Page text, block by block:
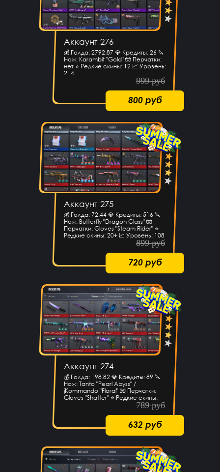
Аккаунт 276
💰 Голда: 2792.87 💎 Кредиты: 26 🔪
Нож: Karambit "Gold" 🧤 Перчатки:
нет ⭐️ Редкие скины: 12 📈 Уровень:
214
999 руб
800 руб
Аккаунт 275
💰 Голда: 72.44 💎 Кредиты: 516 🔪
Нож: Butterfly "Dragon Glass" 🧤
Перчатки: Gloves "Steam Rider" ⭐️
Редкие скины: 20+ 📈 Уровень: 108
899 руб
720 руб
Аккаунт 274
💰 Голда: 198.82 💎 Кредиты: 89 🔪
Нож: Tanto "Pearl Abyss" /
jKommando "Floral" 🧤 Перчатки:
Gloves "Shatter" ⭐️ Редкие скины:
789 руб
632 руб